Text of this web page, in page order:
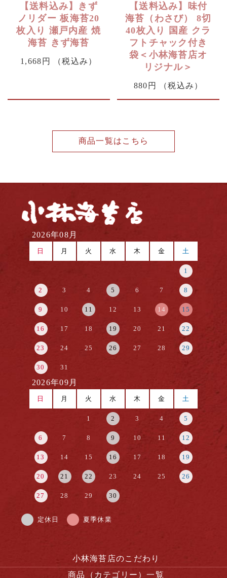
【送料込み】きず
ノリダー 板海苔20
枚入り 瀬戸内産 焼
海苔 きず海苔
1,668円 （税込み）
【送料込み】味付
海苔（わさび） 8切
40枚入り 国産 クラ
フトチャック付き
袋＜小林海苔店オ
リジナル＞
880円 （税込み）
商品一覧はこちら
2026年08月
日 月 火 水 木 金 土
1
2 3 4 5 6 7 8
9 10 11 12 13 14 15
16 17 18 19 20 21 22
23 24 25 26 27 28 29
30 31
2026年09月
日 月 火 水 木 金 土
1 2 3 4 5
6 7 8 9 10 11 12
13 14 15 16 17 18 19
20 21 22 23 24 25 26
27 28 29 30
定休日 夏季休業
小林海苔店のこだわり
商品（カテゴリー）一覧